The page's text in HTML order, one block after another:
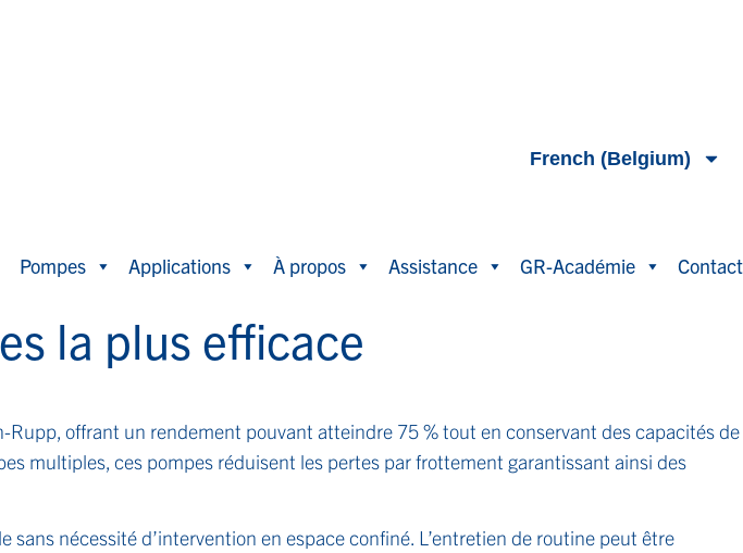
French (Belgium)
Pompes Applications À propos Assistance GR-Académie Contact
la plus efficace
offrant un rendement pouvant atteindre 75 % tout en conservant des capacités de
multiples, ces pompes réduisent les pertes par frottement garantissant ainsi des
nécessité d’intervention en espace confiné. L’entretien de routine peut être